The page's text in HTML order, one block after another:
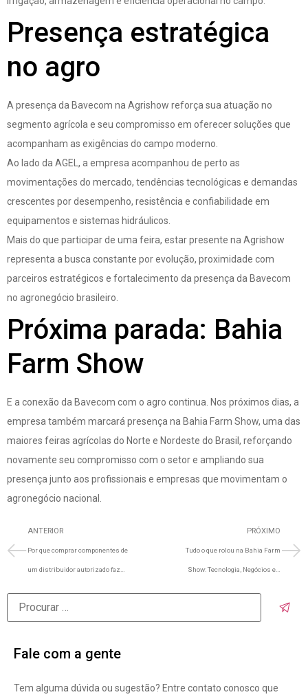
Presença estratégica
no agro
A presença da Bavecom na Agrishow reforça sua atuação no
segmento agrícola e seu compromisso em oferecer soluções que
acompanham as exigências do campo moderno.
Ao lado da AGEL, a empresa acompanhou de perto as
movimentações do mercado, tendências tecnológicas e demandas
crescentes por desempenho, resistência e confiabilidade em
equipamentos e sistemas hidráulicos.
Mais do que participar de uma feira, estar presente na Agrishow
representa a busca constante por evolução, proximidade com
parceiros estratégicos e fortalecimento da presença da Bavecom
no agronegócio brasileiro.
Próxima parada: Bahia
Farm Show
E a conexão da Bavecom com o agro continua. Nos próximos dias, a
empresa também marcará presença na Bahia Farm Show, uma das
maiores feiras agrícolas do Norte e Nordeste do Brasil, reforçando
novamente seu compromisso com o setor e ampliando sua
presença junto aos profissionais e empresas que movimentam o
agronegócio nacional.
ANTERIOR
Por que comprar componentes de
um distribuidor autorizado faz
PRÓXIMO
Tudo o que rolou na Bahia Farm
Show: Tecnologia, Negócios e o
Fale com a gente
Tem alguma dúvida ou sugestão? Entre contato conosco que